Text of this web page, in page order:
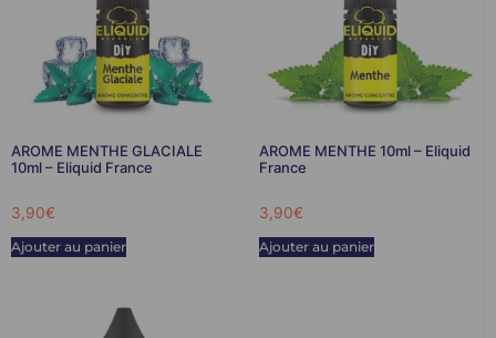
AROME MENTHE GLACIALE
10ml – Eliquid France
3,90€
Ajouter au panier
AROME MENTHE 10ml – Eliquid
France
3,90€
Ajouter au panier